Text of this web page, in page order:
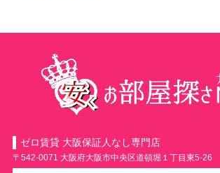
ゼロ賃貸 大阪保証人なし専門店
〒542-0071 大阪府大阪市中央区道頓堀１丁目東5-26